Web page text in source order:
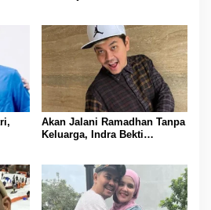
Akan Jalani Ramadhan Tanpa
Keluarga, Indra Bekti